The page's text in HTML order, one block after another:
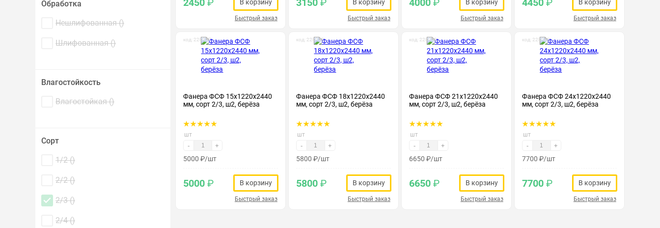
Обработка
Нешлифованная ()
Шлифованная ()
Влагостойкость
Влагостойкая ()
Сорт
1/2 ()
2/2 ()
2/3 ()
2/4 ()
В корзину
Быстрый заказ
В корзину
Быстрый заказ
В корзину
Быстрый заказ
В корзину
Быстрый заказ
код: 220037
Фанера ФСФ 15х1220х2440
мм, сорт 2/3, ш2, берёза
шт
- +
5000 ₽/шт
5000 ₽ В корзину
Быстрый заказ
код: 220038
Фанера ФСФ 18х1220х2440
мм, сорт 2/3, ш2, берёза
шт
- +
5800 ₽/шт
5800₽ В корзину
Быстрый заказ
код: 220039
Фанера ФСФ 21х1220х2440
мм, сорт 2/3, ш2, берёза
шт
- +
6650 ₽/шт
6650₽ В корзину
Быстрый заказ
код: 220040
Фанера ФСФ 24х1220х2440
мм, сорт 2/3, ш2, берёза
шт
- +
7700 ₽/шт
7700₽ В корзину
Быстрый заказ